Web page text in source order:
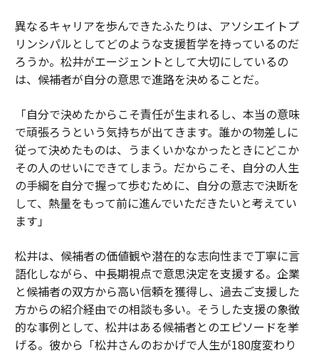
異なるキャリアを歩んできたふたりは、アソシエイトプ
リンシパルとしてどのような支援哲学を持っているのだ
ろうか。松井がエージェントとして大切にしているの
は、候補者が自分の意思で進路を決めることだ。
「自分で決めたからこそ責任が生まれるし、本当の意味
で頑張ろうという気持ちが出てきます。誰かの物差しに
従って決めたものは、うまくいかなかったときにどこか
その人のせいにできてしまう。だからこそ、自分の人生
の手綱を自分で握って歩むために、自分の意志で決断を
して、熱量をもって前に進んでいただきたいと考えてい
ます」
松井は、候補者の価値観や潜在的な志向性まで丁寧に言
語化しながら、中長期視点で意思決定を支援する。企業
と候補者の双方から高い信頼を獲得し、過去ご支援した
方からの紹介経由での相談も多い。そうした支援の象徴
的な事例として、松井はある候補者とのエピソードを挙
げる。彼から「松井さんのおかげで人生が180度変わり